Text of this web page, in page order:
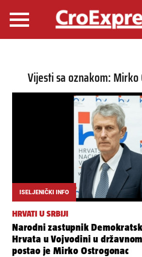
Vijesti sa oznakom: Mirko
ISELJENIČKI INFO
HRVATI U SRBIJI
Narodni zastupnik
Hrvata u Vojvodini u
postao je Mirko Ostrogonac